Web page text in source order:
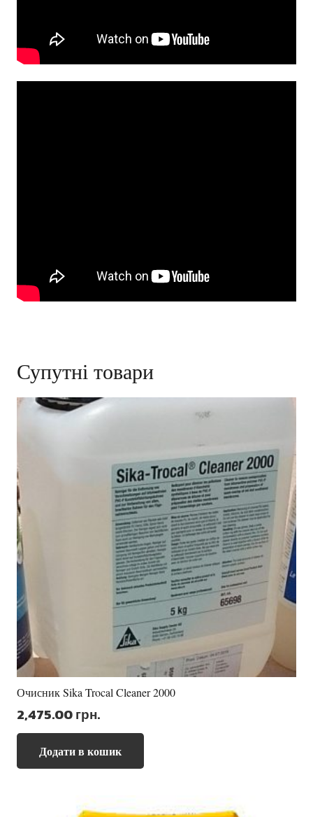
Супутні товари
Очисник Sika Trocal Cleaner 2000
2,475.00грн.
Додати в кошик